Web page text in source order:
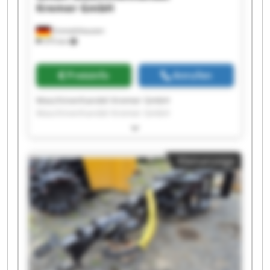
Emmelshausen
375 km
Kremer GmbH
Preisinfo Anrufen
Maschinenhandel Kremer GmbH
Maschinenhandel Kremer GmbH
Maschinenhandel Kremer GmbH
Maschinenhandel Kremer GmbH
Maschinenhandel Kremer GmbH
Maschinenhandel Kremer GmbH
Maschinenhandel Kremer GmbH
Maschinenhandel Kremer GmbH
Maschinenhandel Kremer GmbH
Maschinenhandel Kremer GmbH
Maschinenhandel Kremer GmbH
Kleinanzeige